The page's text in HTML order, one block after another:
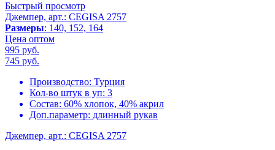
Быстрый просмотр
Джемпер, арт.: CEGISA 2757
Размеры: 140, 152, 164
Цена оптом
995 руб.
745 руб.
Производство: Турция
Кол-во штук в уп: 3
Состав: 60% хлопок, 40% акрил
Доп.параметр: длинный рукав
Джемпер, арт.: CEGISA 2757